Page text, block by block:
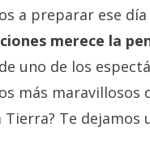
a preparar ese
merece la
uno de los
más maravillosos
Tierra? Te dejamos